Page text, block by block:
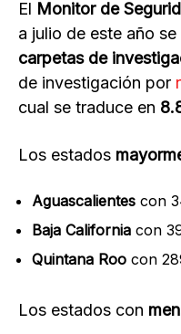
El Monitor de
a julio de este año se
carpetas de
de investigación por
cual se traduce en
Los estados
Aguascalientes con
Baja California con
Quintana Roo con
Los estados con